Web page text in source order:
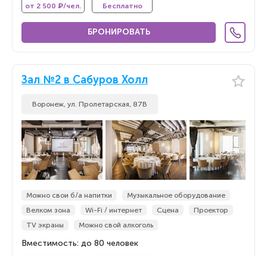
от 2 500 ₽/чел. Бесплатно
БРОНИРОВАТЬ
Зал №2 в Сабуров Холл
Воронеж, ул. Пролетарская, 87В
Можно свои б/а напитки
Музыкальное оборудование
Велком зона
Wi-Fi / интернет Сцена
Проектор
TV экраны
Можно свой алкоголь
Вместимость: до 80 человек